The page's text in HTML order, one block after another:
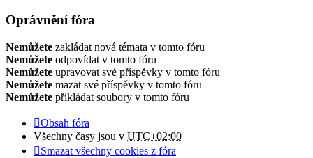
Oprávnění fóra
Nemůžete zakládat nová témata v tomto fóru
Nemůžete odpovídat v tomto fóru
Nemůžete upravovat své příspěvky v tomto fóru
Nemůžete mazat své příspěvky v tomto fóru
Nemůžete přikládat soubory v tomto fóru
Obsah fóra
Všechny časy jsou v UTC+02:00
Smazat všechny cookies z fóra